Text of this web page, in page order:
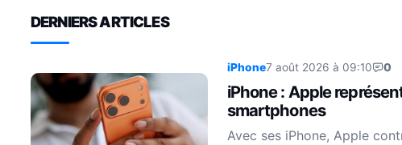
DERNIERS ARTICLES
iPhone7 août 2026 à 09:10 0
iPhone : Apple
smartphones
Avec ses iPhone, Apple